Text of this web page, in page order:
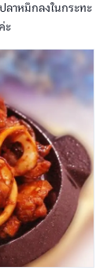
ลาหมึกลงในกระทะ
ะ